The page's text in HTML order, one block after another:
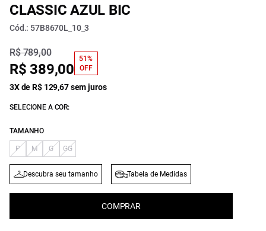
CLASSIC AZUL BIC
Cód.: 57B8670L_10_3
R$ 789,00
R$ 389,00
51%
OFF
3X de R$ 129,67 sem juros
SELECIONE A COR:
TAMANHO
P M G GG
Descubra seu tamanho Tabela de Medidas
COMPRAR